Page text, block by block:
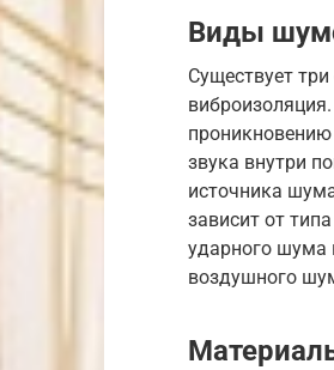
Виды
Существует
звука внутри
источника
зависит от
ударного шума
воздушного